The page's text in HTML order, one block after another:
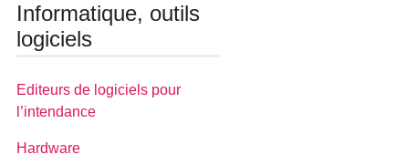
Informatique, outils
logiciels
Editeurs de logiciels pour
l’intendance
Hardware